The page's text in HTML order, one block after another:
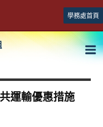
學務處首頁
運輸優惠措施